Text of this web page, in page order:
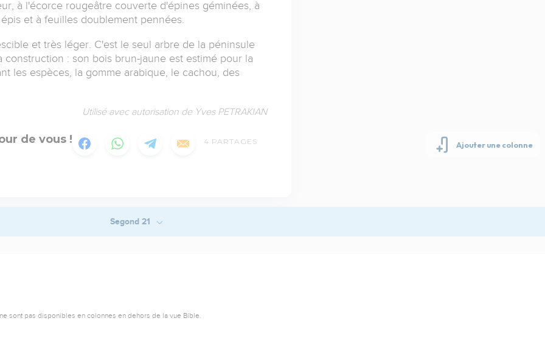
à l'écorce rougeâtre couverte d'épines géminées, à
et à feuilles doublement pennées.
et très léger. C'est le seul arbre de la péninsule
: son bois brun-jaune est estimé pour la
les espèces, la gomme arabique, le cachou, des
Utilisé avec autorisation de Yves PETRAKIAN
de vous ! 4 PARTAGES
Segond 21
sont pas disponibles en colonnes en dehors de la vue Bible.